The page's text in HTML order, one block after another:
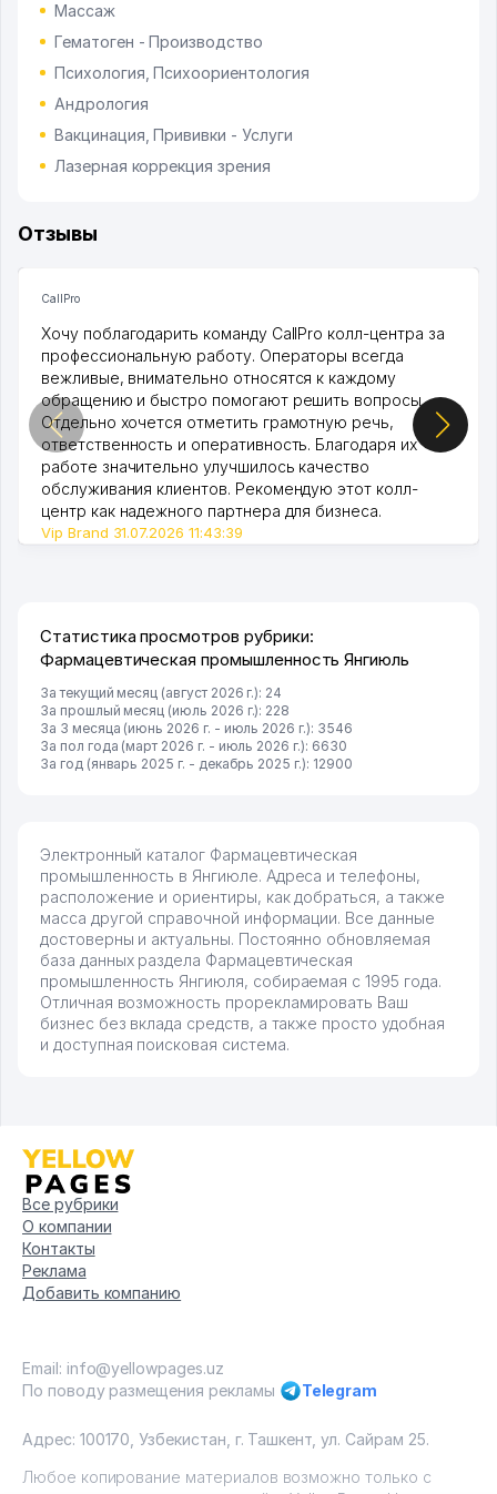
Массаж
Гематоген - Производство
Психология, Психоориентология
Андрология
Вакцинация, Прививки - Услуги
Лазерная коррекция зрения
Отзывы
CallPro
Хочу поблагодарить команду CallPro колл-центра за
профессиональную работу. Операторы всегда
вежливые, внимательно относятся к каждому
обращению и быстро помогают решить вопросы.
Отдельно хочется отметить грамотную речь,
ответственность и оперативность. Благодаря их
работе значительно улучшилось качество
обслуживания клиентов. Рекомендую этот колл-
центр как надежного партнера для бизнеса.
Vip Brand 31.07.2026 11:43:39
Статистика просмотров рубрики:
Фармацевтическая промышленность Янгиюль
За текущий месяц (август 2026 г.): 24
За прошлый месяц (июль 2026 г.): 228
За 3 месяца (июнь 2026 г. - июль 2026 г.): 3546
За пол года (март 2026 г. - июль 2026 г.): 6630
За год (январь 2025 г. - декабрь 2025 г.): 12900
Электронный каталог Фармацевтическая
промышленность в Янгиюле. Адреса и телефоны,
расположение и ориентиры, как добраться, а также
масса другой справочной информации. Все данные
достоверны и актуальны. Постоянно обновляемая
база данных раздела Фармацевтическая
промышленность Янгиюля, собираемая с 1995 года.
Отличная возможность прорекламировать Ваш
бизнес без вклада средств, а также просто удобная
и доступная поисковая система.
Все рубрики
О компании
Контакты
Реклама
Добавить компанию
Email: info@yellowpages.uz
По поводу размещения рекламы
Telegram
Адрес: 100170, Узбекистан, г. Ташкент, ул. Сайрам 25.
Любое копирование материалов возможно только с